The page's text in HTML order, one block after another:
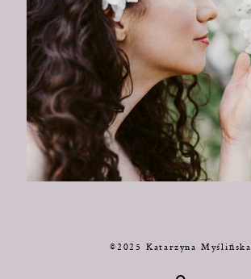
©2025 Katarzyna Myślińska